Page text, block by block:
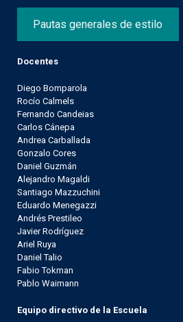
Pautas generales de estilo
Docentes
Diego Bomparola
Rocío Calmels
Fernando Candeias
Carlos Cánepa
Andrea Carballada
Gonzalo Cores
Daniel Guzmán
Alejandro Magaldi
Santiago Mazzuchini
Eduardo Menegazzi
Andrés Prestileo
Javier Rodríguez
Ariel Ruya
Daniel Talio
Fabio Tokman
Pablo Waimann
Equipo directivo de la Escuela